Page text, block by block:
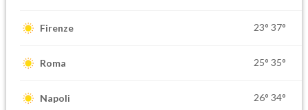
Firenze 23° 37°
Roma 25° 35°
Napoli 26° 34°